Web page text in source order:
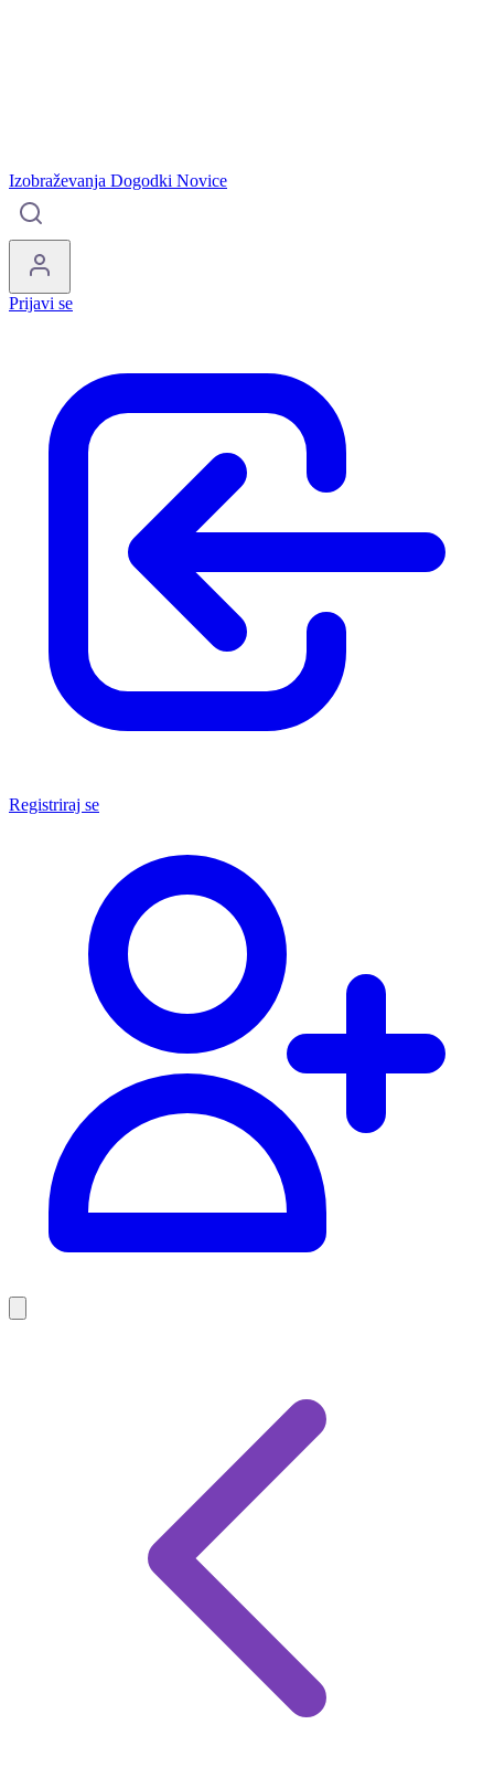
Izobraževanja Dogodki Novice
Prijavi se
Registriraj se